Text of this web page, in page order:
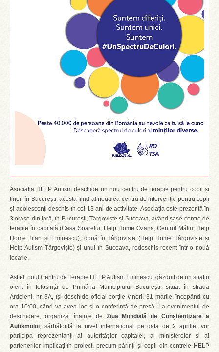
Asociația HELP Autism deschide un nou centru de terapie pentru copii și
tineri în București, acesta fiind al nouălea centru de intervenție pentru copii
și adolescenți deschis în cei 13 ani de activitate. Asociația este prezentă în
3 orașe din țară, în București, Târgoviște și Suceava, având șase centre de
terapie în capitală (Casa Soarelui, Help Home Ozana, Centrul Mălin, Help
Home Titan și Eminescu), două în Târgoviște (Help Home Târgoviște și
Help Autism Târgoviște) și unul în Suceava, redeschis recent într-o nouă
locație.
Astfel, noul Centru de Terapie HELP Autism Eminescu, găzduit de un spațiu
oferit în folosință de Primăria Municipiului București, situat în strada
Ardeleni, nr. 3A, își deschide oficial porțile vineri, 31 martie, începând cu
ora 10:00, când va avea loc și o conferință de presă. La evenimentul de
deschidere, organizat înainte de Ziua Mondială de Conștientizare a
Autismului, sărbătorită la nivel internațional pe data de 2 aprilie, vor
participa reprezentanți ai autorităților capitalei, ai ministerelor și ai
partenerilor implicați în proiect, precum părinți și copii din centrele HELP